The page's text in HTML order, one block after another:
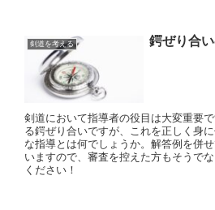
剣道を考える 鍔ぜり合
剣道において指導者の役目は大変重要
る鍔ぜり合いですが、これを正しく身
な指導とは何でしょうか。解答例を併
いますので、審査を控えた方もそうで
ください！